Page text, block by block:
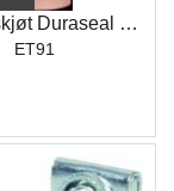
Krympeskjøt Duraseal Rød (100)
ET91